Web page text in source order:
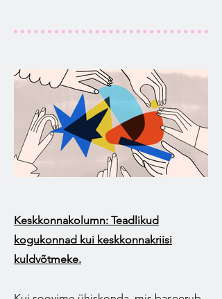
Keskkonnakolumn: Teadlikud
kogukonnad kui keskkonnakriisi
kuldvõtmeke.